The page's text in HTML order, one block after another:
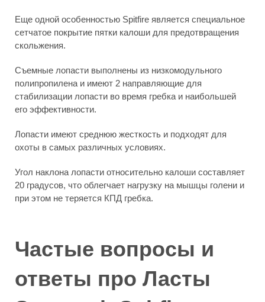
Еще одной особенностью Spitfire является специальное
сетчатое покрытие пятки калоши для предотвращения
скольжения.
Съемные лопасти выполнены из низкомодульного
полипропилена и имеют 2 направляющие для
стабилизации лопасти во время гребка и наибольшей
его эффективности.
Лопасти имеют среднюю жесткость и подходят для
охоты в самых различных условиях.
Угол наклона лопасти относительно калоши составляет
20 градусов, что облегчает нагрузку на мышцы голени и
при этом не теряется КПД гребка.
Частые вопросы и
ответы про Ласты